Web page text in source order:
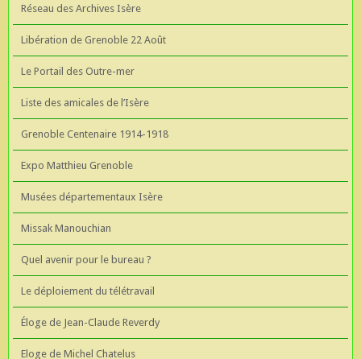
Réseau des Archives Isère
Libération de Grenoble 22 Août
Le Portail des Outre-mer
Liste des amicales de l’Isère
Grenoble Centenaire 1914-1918
Expo Matthieu Grenoble
Musées départementaux Isère
Missak Manouchian
Quel avenir pour le bureau ?
Le déploiement du télétravail
Éloge de Jean-Claude Reverdy
Eloge de Michel Chatelus